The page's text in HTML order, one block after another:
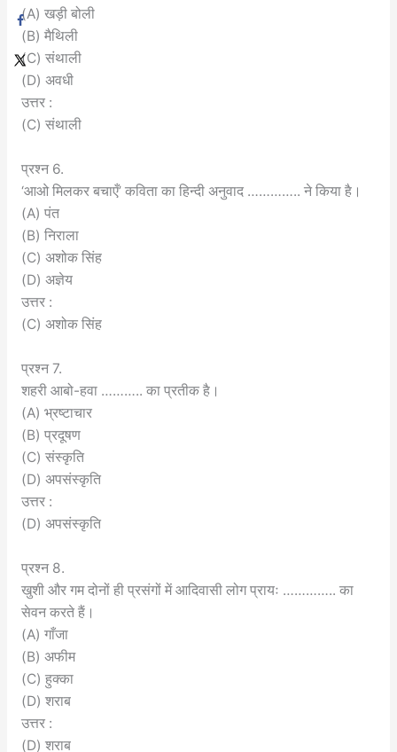
(A) खड़ी बोली
(B) मैथिली
(C) संथाली
(D) अवधी
उत्तर :
(C) संथाली
प्रश्न 6.
‘आओ मिलकर बचाएँ’ कविता का हिन्दी अनुवाद ………….. ने किया है।
(A) पंत
(B) निराला
(C) अशोक सिंह
(D) अज्ञेय
उत्तर :
(C) अशोक सिंह
प्रश्न 7.
शहरी आबो-हवा ……….. का प्रतीक है।
(A) भ्रष्टाचार
(B) प्रदूषण
(C) संस्कृति
(D) अपसंस्कृति
उत्तर :
(D) अपसंस्कृति
प्रश्न 8.
खुशी और गम दोनों ही प्रसंगों में आदिवासी लोग प्रायः ………….. का
सेवन करते हैं।
(A) गाँजा
(B) अफीम
(C) हुक्का
(D) शराब
उत्तर :
(D) शराब